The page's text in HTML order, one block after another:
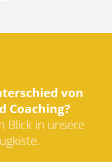
von
Coaching?
Blick in unsere